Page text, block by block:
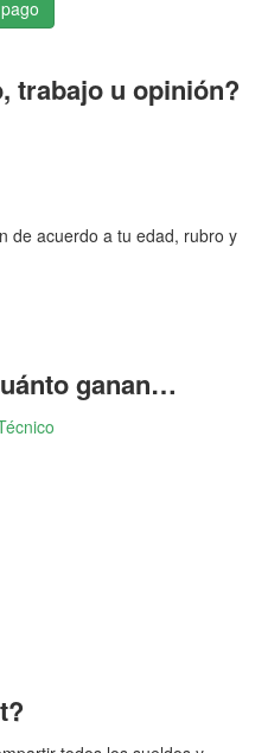
trabajo u opinión?
de acuerdo a tu edad, rubro y
ganan…